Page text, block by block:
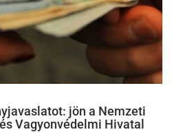
jön a Nemzeti
Vagyonvédelmi Hivatal